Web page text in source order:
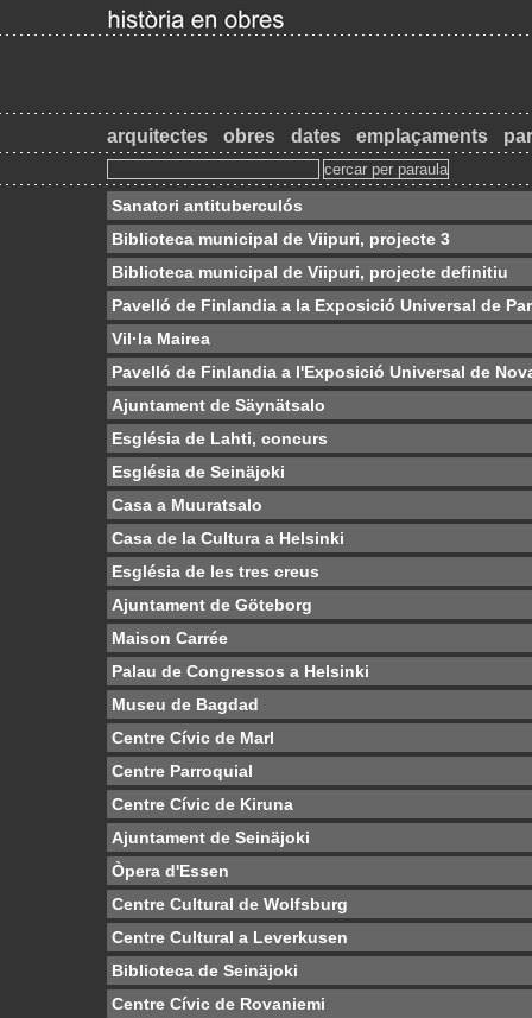
arquitectes obres dates emplaçaments
Sanatori antituberculós
Biblioteca municipal de Viipuri, projecte 3
Biblioteca municipal de Viipuri, projecte definitiu
Pavelló de Finlandia a la Exposició Universal de
Vil·la Mairea
Pavelló de Finlandia a l'Exposició Universal de
Ajuntament de Säynätsalo
Església de Lahti, concurs
Església de Seinäjoki
Casa a Muuratsalo
Casa de la Cultura a Helsinki
Església de les tres creus
Ajuntament de Göteborg
Maison Carrée
Palau de Congressos a Helsinki
Museu de Bagdad
Centre Cívic de Marl
Centre Parroquial
Centre Cívic de Kiruna
Ajuntament de Seinäjoki
Òpera d'Essen
Centre Cultural de Wolfsburg
Centre Cultural a Leverkusen
Biblioteca de Seinäjoki
Centre Cívic de Rovaniemi